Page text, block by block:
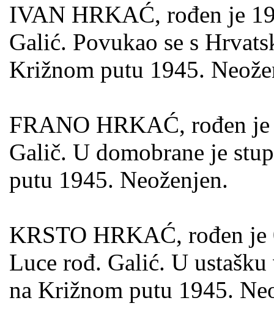
IVAN HRKAĆ, rođen je
Galić. Povukao se s
Križnom putu 1945.
FRANO HRKAĆ, rođen
Galič. U domobrane je
putu 1945. Neoženjen.
KRSTO HRKAĆ, rođen
Luce rođ. Galić. U
na Križnom putu 1945.